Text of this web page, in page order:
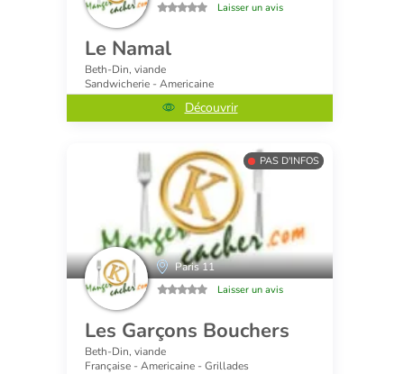
Laisser un avis
Le Namal
Beth-Din, viande
Sandwicherie - Americaine
Découvrir
PAS D'INFOS
Paris 11
Laisser un avis
Les Garçons Bouchers
Beth-Din, viande
Française - Americaine - Grillades